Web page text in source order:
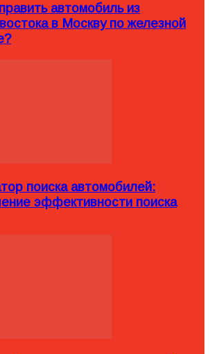
автомобиль из
в Москву по железной
поиска автомобилей:
эффективности поиска